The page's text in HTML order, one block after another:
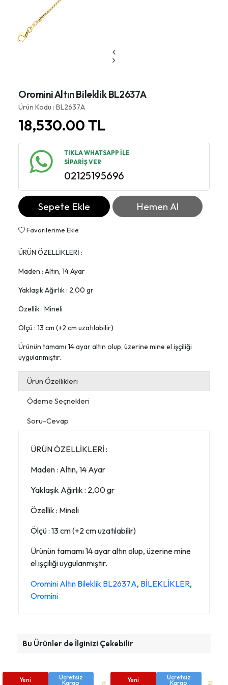
Oromini Altın Bileklik BL2637A
Ürün Kodu : BL2637A
18,530.00TL
TIKLA WHATSAPP İLE
SİPARİŞ VER
02125195696
Sepete Ekle Hemen Al
Favorilerime Ekle
ÜRÜN ÖZELLİKLERİ :
Maden : Altın, 14 Ayar
Yaklaşık Ağırlık : 2,00 gr
Özellik : Mineli
Ölçü : 13 cm (+2 cm uzatılabilir)
Ürünün tamamı 14 ayar altın olup, üzerine mine el işçiliği
uygulanmıştır.
Ürün Özellikleri
Ödeme Seçnekleri
Soru-Cevap
ÜRÜN ÖZELLİKLERİ :
Maden : Altın, 14 Ayar
Yaklaşık Ağırlık : 2,00 gr
Özellik : Mineli
Ölçü : 13 cm (+2 cm uzatılabilir)
Ürünün tamamı 14 ayar altın olup, üzerine mine
el işçiliği uygulanmıştır.
Oromini Altın Bileklik BL2637A, BİLEKLİKLER,
Oromini
Bu Ürünler de İlginizi Çekebilir
Yeni Ücretsiz
Kargo Yeni Ücretsiz
Kargo